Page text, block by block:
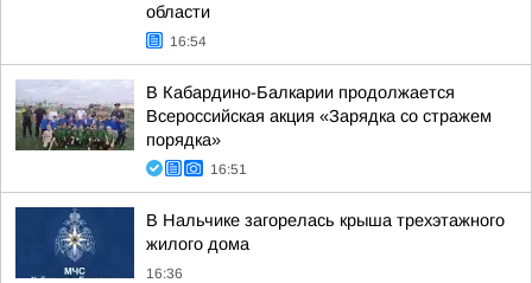
области
16:54
В Кабардино-Балкарии продолжается
Всероссийская акция «Зарядка со стражем
порядка»
16:51
В Нальчике загорелась крыша трехэтажного
жилого дома
16:36